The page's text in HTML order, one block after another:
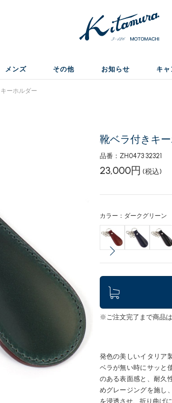
メンズ その他 お知らせ キ
ーホルダー
靴ベラ付きキ
品番：ZH0473 32321
23,000円 (税込)
カラー：ダークグリーン
※ご注文完了まで商品
発色の美しいイタリア
ベラが無い時にサッと
のある表面感と、耐久
めグレージングを施し
を浸透させ、折り曲げ